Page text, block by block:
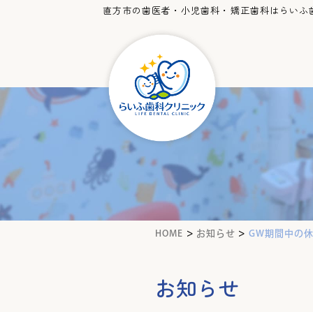
直方市の歯医者・小児歯科・矯正歯科はらいふ
HOME > お知らせ > GW期間中の
お知らせ